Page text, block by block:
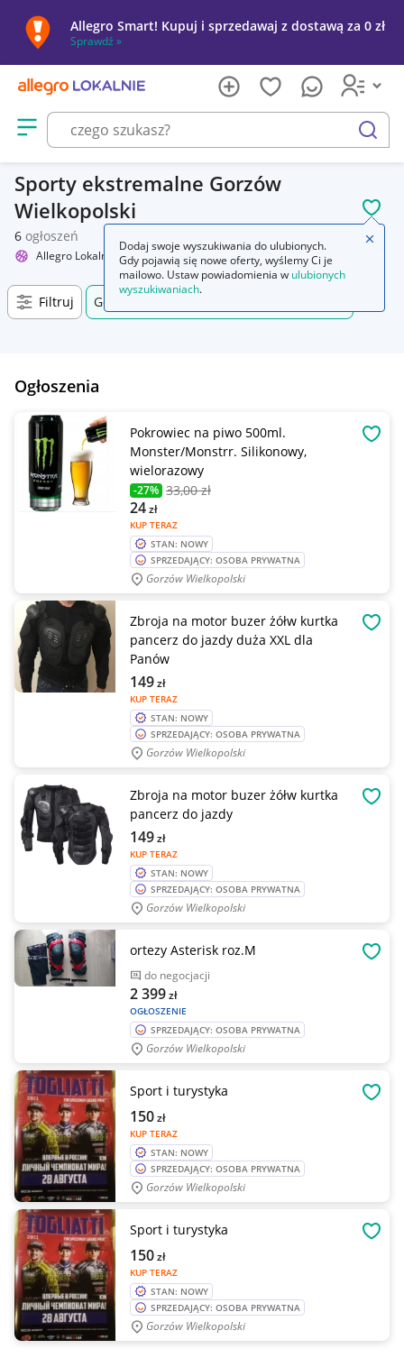
Allegro Smart! Kupuj i sprzedawaj z dostawą za 0 zł
Sprawdź »
Otwórz menu z kategoriami
szukaj
Sporty ekstremalne Gorzów
Wielkopolski
6 ogłoszeń
Allegro Lokalnie Sport i turystyka Sporty ekstremalne
Filtruj Gorzów Wielkopolski, Lubuskie, +0 km
Ogłoszenia
Pokrowiec na piwo 500ml.
Monster/Monstrr. Silikonowy,
wielorazowy
-27% 33,00 zł
KUP TERAZ
24zł
STAN: NOWY
SPRZEDAJĄCY: OSOBA PRYWATNA
Gorzów Wielkopolski
Zbroja na motor buzer żółw kurtka
pancerz do jazdy duża XXL dla
Panów
KUP TERAZ
149zł
STAN: NOWY
SPRZEDAJĄCY: OSOBA PRYWATNA
Gorzów Wielkopolski
Zbroja na motor buzer żółw kurtka
pancerz do jazdy
KUP TERAZ
149zł
STAN: NOWY
SPRZEDAJĄCY: OSOBA PRYWATNA
Gorzów Wielkopolski
ortezy Asterisk roz.M
do negocjacji
OGŁOSZENIE
2 399zł
SPRZEDAJĄCY: OSOBA PRYWATNA
Gorzów Wielkopolski
Sport i turystyka
KUP TERAZ
150zł
STAN: NOWY
SPRZEDAJĄCY: OSOBA PRYWATNA
Gorzów Wielkopolski
Sport i turystyka
KUP TERAZ
150zł
STAN: NOWY
SPRZEDAJĄCY: OSOBA PRYWATNA
Gorzów Wielkopolski
Dodaj swoje wyszukiwania do ulubionych.
Gdy pojawią się nowe oferty, wyślemy Ci je
mailowo. Ustaw powiadomienia w ulubionych
wyszukiwaniach.